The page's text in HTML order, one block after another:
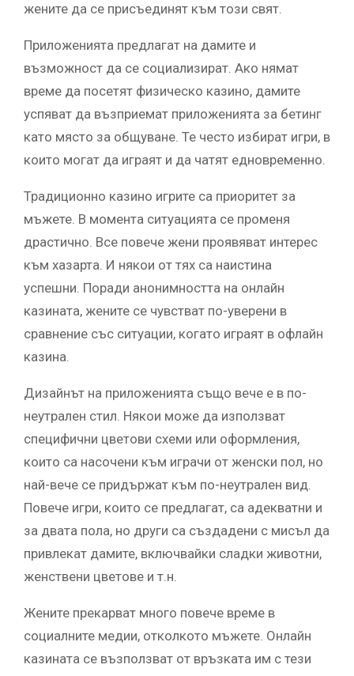
жените да се присъединят към този свят.
Приложенията предлагат на дамите и
възможност да се социализират. Ако нямат
време да посетят физическо казино, дамите
успяват да възприемат приложенията за бетинг
като място за общуване. Те често избират игри, в
които могат да играят и да чатят едновременно.
Традиционно казино игрите са приоритет за
мъжете. В момента ситуацията се променя
драстично. Все повече жени проявяват интерес
към хазарта. И някои от тях са наистина
успешни. Поради анонимността на онлайн
казината, жените се чувстват по-уверени в
сравнение със ситуации, когато играят в офлайн
казина.
Дизайнът на приложенията също вече е в по-
неутрален стил. Някои може да използват
специфични цветови схеми или оформления,
които са насочени към играчи от женски пол, но
най-вече се придържат към по-неутрален вид.
Повече игри, които се предлагат, са адекватни и
за двата пола, но други са създадени с мисъл да
привлекат дамите, включвайки сладки животни,
женствени цветове и т.н.
Жените прекарват много повече време в
социалните медии, отколкото мъжете. Онлайн
казината се възползват от връзката им с тези